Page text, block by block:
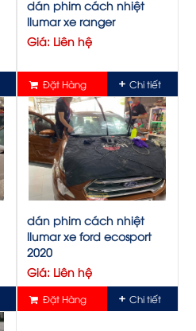
dán phim cách nhiệt
llumar xe ranger
Giá: Liên hệ
Đặt Hàng Chi tiết
dán phim cách nhiệt
llumar xe ford ecosport
2020
Giá: Liên hệ
Đặt Hàng Chi tiết